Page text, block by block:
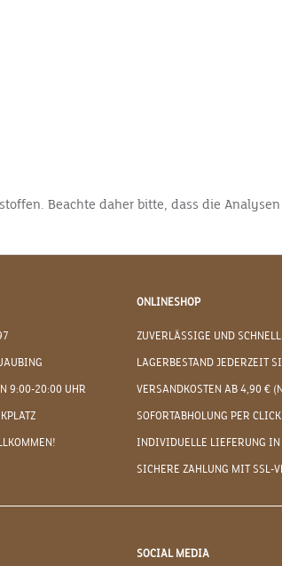
Beachte daher bitte, dass die
9:00-20:00 UHR
ONLINESHOP
ZUVERLÄSSIGE UND
LAGERBESTAND JEDERZEIT
VERSANDKOSTEN AB 4,90 €
SOFORTABHOLUNG PER
INDIVIDUELLE LIEFERUNG IN
SICHERE ZAHLUNG MIT SSL-
SOCIAL MEDIA